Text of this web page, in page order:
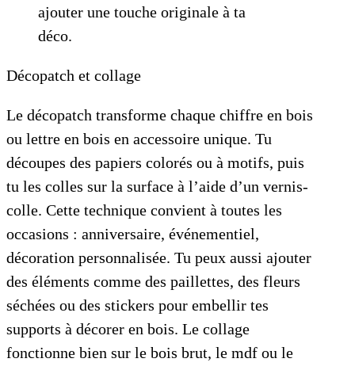
ajouter une touche originale à ta
déco.
Décopatch et collage
Le décopatch transforme chaque chiffre en bois
ou lettre en bois en accessoire unique. Tu
découpes des papiers colorés ou à motifs, puis
tu les colles sur la surface à l’aide d’un vernis-
colle. Cette technique convient à toutes les
occasions : anniversaire, événementiel,
décoration personnalisée. Tu peux aussi ajouter
des éléments comme des paillettes, des fleurs
séchées ou des stickers pour embellir tes
supports à décorer en bois. Le collage
fonctionne bien sur le bois brut, le mdf ou le